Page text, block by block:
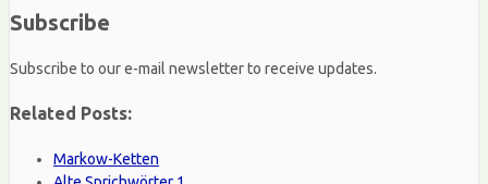
Subscribe
Subscribe to our e-mail newsletter to receive updates.
Related Posts:
Markow-Ketten